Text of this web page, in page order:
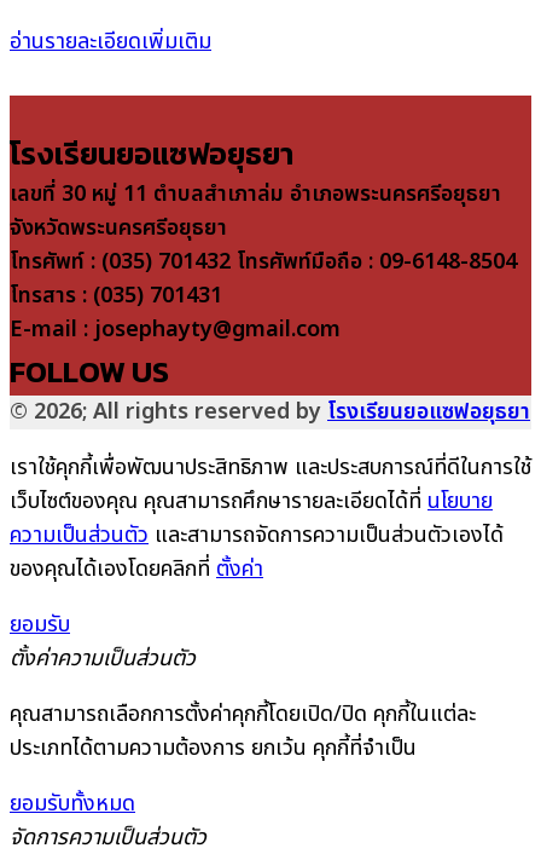
อ่านรายละเอียดเพิ่มเติม
โรงเรียนยอแซฟอยุธยา
เลขที่ 30 หมู่ 11 ตำบลสำเภาล่ม อำเภอพระนครศรีอยุธยา
จังหวัดพระนครศรีอยุธยา
โทรศัพท์ : (035) 701432 โทรศัพท์มือถือ : 09-6148-8504
โทรสาร : (035) 701431
E-mail : josephayty@gmail.com
FOLLOW US
© 2026; All rights reserved byโรงเรียนยอแซฟอยุธยา
เราใช้คุกกี้เพื่อพัฒนาประสิทธิภาพ และประสบการณ์ที่ดีในการใช้
เว็บไซต์ของคุณ คุณสามารถศึกษารายละเอียดได้ที่ นโยบาย
ความเป็นส่วนตัว และสามารถจัดการความเป็นส่วนตัวเองได้
ของคุณได้เองโดยคลิกที่ ตั้งค่า
ยอมรับ
ตั้งค่าความเป็นส่วนตัว
คุณสามารถเลือกการตั้งค่าคุกกี้โดยเปิด/ปิด คุกกี้ในแต่ละ
ประเภทได้ตามความต้องการ ยกเว้น คุกกี้ที่จำเป็น
ยอมรับทั้งหมด
จัดการความเป็นส่วนตัว